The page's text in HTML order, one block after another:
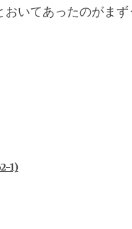
おいてあったのがまず
1)